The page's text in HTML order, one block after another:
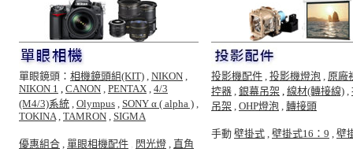
單眼鏡頭： 相機鏡頭組(KIT) , NIKON ,
NIKON 1 , CANON , PENTAX , 4/3
(M4/3)系統 , Olympus , SONY α ( alpha ) ,
TOKINA, TAMRON , SIGMA
優惠組合 , 單眼相機配件 , 閃光燈 , 直角
投影機配件 , 投影機燈泡 , 原廠
控器 , 銀幕吊架 , 線材(轉接線) ,
吊架 , OHP燈泡 , 轉接頭
手動 壁掛式 , 壁掛式16：9 , 壁